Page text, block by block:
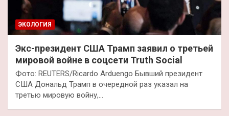
ЭКОЛОГИЯ
Экс-президент США Трамп заявил о третьей
мировой войне в соцсети Truth Social
Фото: REUTERS/Ricardo Arduengo Бывший президент
США Дональд Трамп в очередной раз указал на
третью мировую войну,…